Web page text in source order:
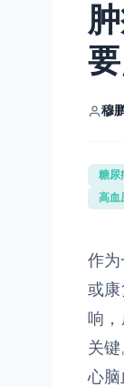
穆
糖尿
高血
作
或
响
关键
心